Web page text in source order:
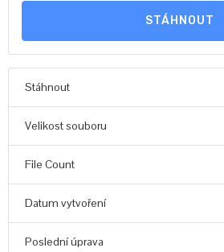
STÁHNOUT
Stáhnout
Velikost souboru
File Count
Datum vytvoření
Poslední úprava